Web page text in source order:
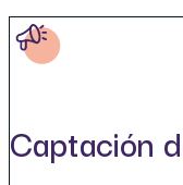
Captación